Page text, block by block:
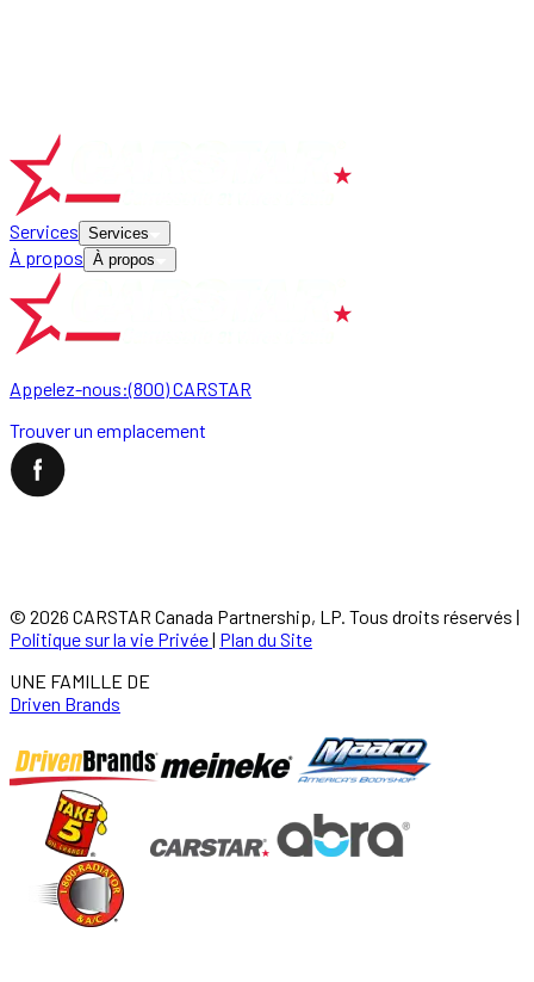
Services Services
À propos À propos
Appelez-nous:(800) CARSTAR
Trouver un emplacement
© 2026 CARSTAR Canada Partnership, LP. Tous droits réservés |
Politique sur la vie Privée| Plan du Site
UNE FAMILLE DE
Driven Brands